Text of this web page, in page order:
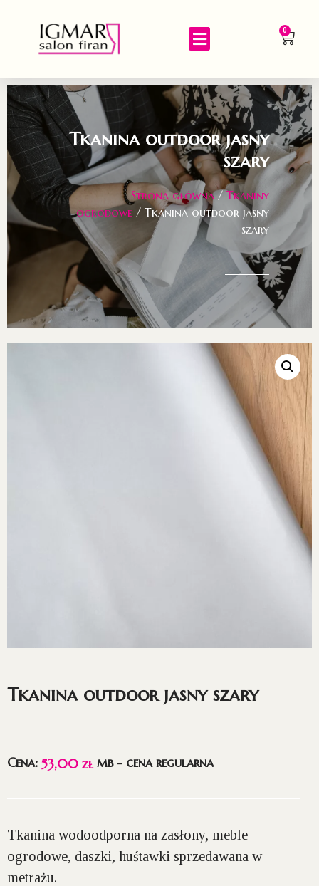
0
Tkanina outdoor jasny
szary
Strona główna/Tkaniny
ogrodowe / Tkanina outdoor jasny
szary
Tkanina outdoor jasny szary
Cena: 53,00 zł mb - cena regularna
Tkanina wodoodporna na zasłony, meble
ogrodowe, daszki, huśtawki sprzedawana w
metrażu.